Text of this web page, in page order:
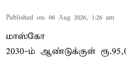
Published on: 06 Aug 2026, 1:26 am
மாஸ்கோ
2030-ம் ஆண்டுக்குள்